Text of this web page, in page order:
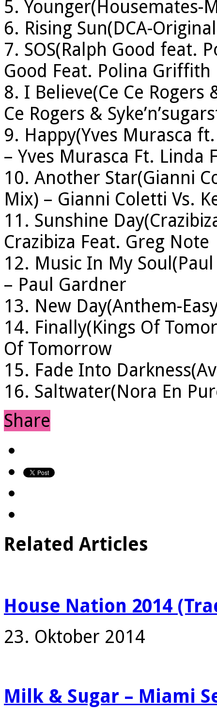
5. Younger(Housemates-
6. Rising Sun(DCA-
7. SOS(Ralph Good feat.
Good Feat. Polina Griffith
8. I Believe(Ce Ce Rogers
Ce Rogers &
9. Happy(Yves Murasca
– Yves Murasca Ft. Linda
10. Another Star(Gianni
Mix) – Gianni Coletti Vs.
11. Sunshine
Crazibiza Feat. Greg Note
12. Music In My
– Paul Gardner
13. New Day(Anthem-
14. Finally(Kings Of
Of Tomorrow
15. Fade Into
16. Saltwater(Nora En
Share
Related Articles
House Nation 2014
23. Oktober 2014
Milk & Sugar – Miami